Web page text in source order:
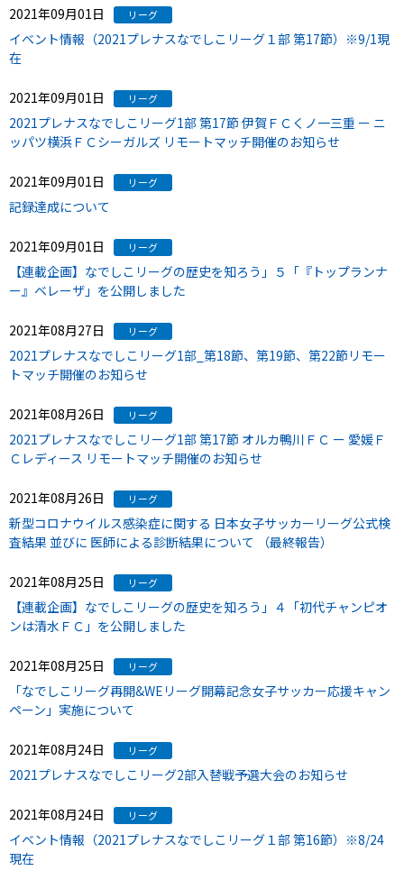
2021年09月01日 リーグ
イベント情報（2021プレナスなでしこリーグ１部 第17節）※9/1現
在
2021年09月01日 リーグ
2021プレナスなでしこリーグ1部 第17節 伊賀ＦＣくノ一三重 ー ニ
ッパツ横浜ＦＣシーガルズ リモートマッチ開催のお知らせ
2021年09月01日 リーグ
記録達成について
2021年09月01日 リーグ
【連載企画】なでしこリーグの歴史を知ろう」５「『トップランナ
ー』ベレーザ」を公開しました
2021年08月27日 リーグ
2021プレナスなでしこリーグ1部_第18節、第19節、第22節リモー
トマッチ開催のお知らせ
2021年08月26日 リーグ
2021プレナスなでしこリーグ1部 第17節 オルカ鴨川ＦＣ ー 愛媛Ｆ
Ｃレディース リモートマッチ開催のお知らせ
2021年08月26日 リーグ
新型コロナウイルス感染症に関する 日本女子サッカーリーグ公式検
査結果 並びに 医師による診断結果について （最終報告）
2021年08月25日 リーグ
【連載企画】なでしこリーグの歴史を知ろう」４「初代チャンピオ
ンは清水ＦＣ」を公開しました
2021年08月25日 リーグ
「なでしこリーグ再開&WEリーグ開幕記念女子サッカー応援キャン
ペーン」実施について
2021年08月24日 リーグ
2021プレナスなでしこリーグ2部入替戦予選大会のお知らせ
2021年08月24日 リーグ
イベント情報（2021プレナスなでしこリーグ１部 第16節）※8/24
現在